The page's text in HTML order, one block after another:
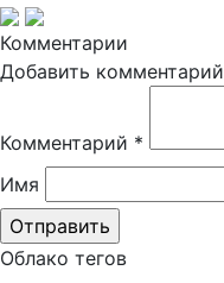
Комментарии
Добавить комментарий
Комментарий *
Имя
Облако тегов